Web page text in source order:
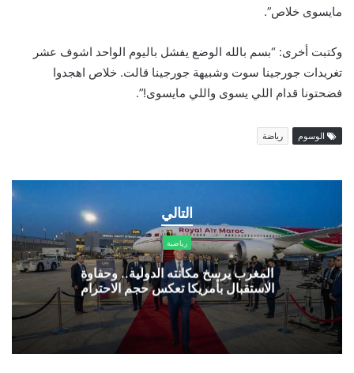
مايسوى خلاص”.
وكتبت أخرى: “بسم بالله الوضع يفشل باليوم الواحد اشوف عشر
تغريدات جورجينا سوت وشبيهة جورجينا قالت. خلاص اهجدوا
فضحتونا قدام اللي يسوى واللي مايسوى!”.
الوسوم رياضة
التالي
مكانته
الدولية..
وحفاوة
الاستقبال
بأمريكا
تعكس
حجم
الاحترام
رياضية
المغرب يرسخ مكانته الدولية.. وحفاوة
الاستقبال بأمريكا تعكس حجم الاحترام